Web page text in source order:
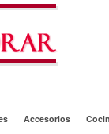
Accesorios